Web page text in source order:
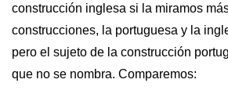
construcción inglesa si la miramos
construcciones, la portuguesa y la
pero el sujeto de la construcción
que no se nombra. Comparemos: